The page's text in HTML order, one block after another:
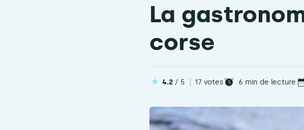
La
corse
4.2/ 5 17 votes 6 min de lecture